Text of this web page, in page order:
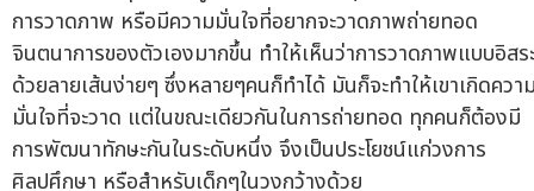
การวาดภาพ หรือมีความมั่นใจที่อยากจะวาดภาพถ่ายทอด
จินตนาการของตัวเองมากขึ้น ทำให้เห็นว่าการวาดภาพแบบอิสร
ด้วยลายเส้นง่ายๆ ซึ่งหลายๆคนก็ทำได้ มันก็จะทำให้เขาเกิดควา
มั่นใจที่จะวาด แต่ในขณะเดียวกันในการถ่ายทอด ทุกคนก็ต้องมี
การพัฒนาทักษะกันในระดับหนึ่ง จึงเป็นประโยชน์แก่วงการ
ศิลปศึกษา หรือสำหรับเด็กๆในวงกว้างด้วย